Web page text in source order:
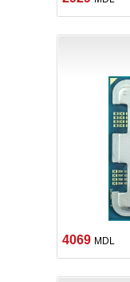
4069 MDL